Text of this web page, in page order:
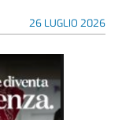
26 LUGLIO 2026